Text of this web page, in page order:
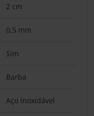
2 cm
0,5 mm
Sim
Barba
Aço inoxidável